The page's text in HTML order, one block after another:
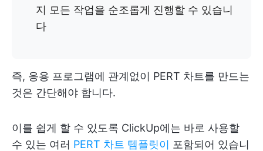
지 모든 작업을 순조롭게 진행할 수 있습니
다
즉, 응용 프로그램에 관계없이 PERT 차트를 만드는
것은 간단해야 합니다.
이를 쉽게 할 수 있도록 ClickUp에는 바로 사용할
수 있는 여러 PERT 차트 템플릿이 포함되어 있습니